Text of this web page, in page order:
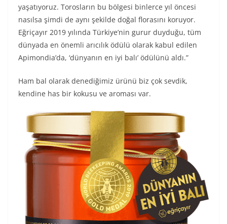
yaşatıyoruz. Torosların bu bölgesi binlerce yıl öncesi
nasılsa şimdi de aynı şekilde doğal florasını koruyor.
Eğriçayır 2019 yılında Türkiye’nin gurur duyduğu, tüm
dünyada en önemli arıcılık ödülü olarak kabul edilen
Apimondia’da, ‘dünyanın en iyi balı’ ödülünü aldı.”
Ham bal olarak denediğimiz ürünü biz çok sevdik,
kendine has bir kokusu ve aroması var.